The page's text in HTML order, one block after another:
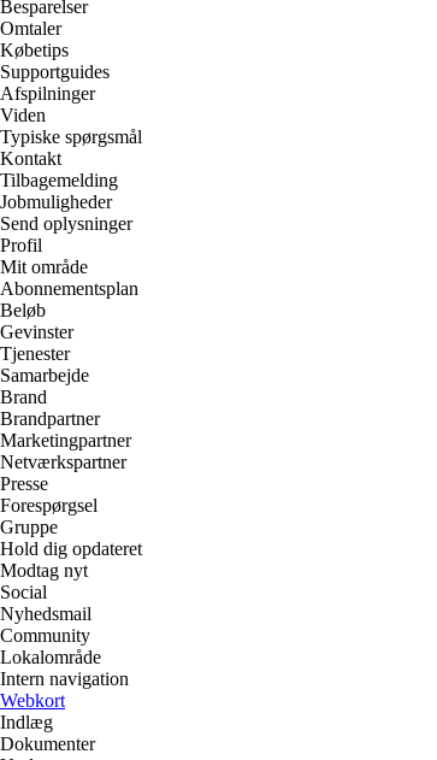
Besparelser
Omtaler
Købetips
Supportguides
Afspilninger
Viden
Typiske spørgsmål
Kontakt
Tilbagemelding
Jobmuligheder
Send oplysninger
Profil
Mit område
Abonnementsplan
Beløb
Gevinster
Tjenester
Samarbejde
Brand
Brandpartner
Marketingpartner
Netværkspartner
Presse
Forespørgsel
Gruppe
Hold dig opdateret
Modtag nyt
Social
Nyhedsmail
Community
Lokalområde
Intern navigation
Webkort
Indlæg
Dokumenter